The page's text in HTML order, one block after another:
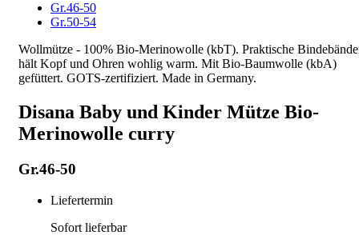
Gr.46-50
Gr.50-54
Wollmütze - 100% Bio-Merinowolle (kbT). Praktische
hält Kopf und Ohren wohlig warm. Mit Bio-Baumwolle (kbA)
gefüttert. GOTS-zertifiziert. Made in Germany.
Disana Baby und Kinder Mütze Bio-
Merinowolle curry
Gr.46-50
Liefertermin
Sofort lieferbar